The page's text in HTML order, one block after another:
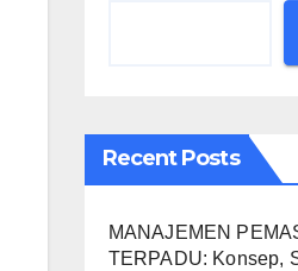
Recent Posts
MANAJEMEN
TERPADU: Konsep,